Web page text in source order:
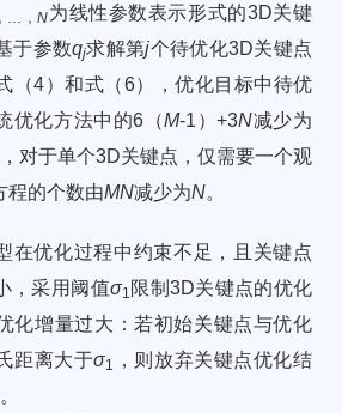
…，N为线性参数表示形式的3D关键
于参数qj求解第j个待优化3D关键点
（4）和式（6），优化目标中待优
优化方法中的6（M-1）+3N减少为
对于单个3D关键点，仅需要一个观
程的个数由MN减少为N。
在优化过程中约束不足，且关键点
，采用阈值σ1 限制3D关键点的优化
化增量过大：若初始关键点与优化
距离大于σ1
，则放弃关键点优化结